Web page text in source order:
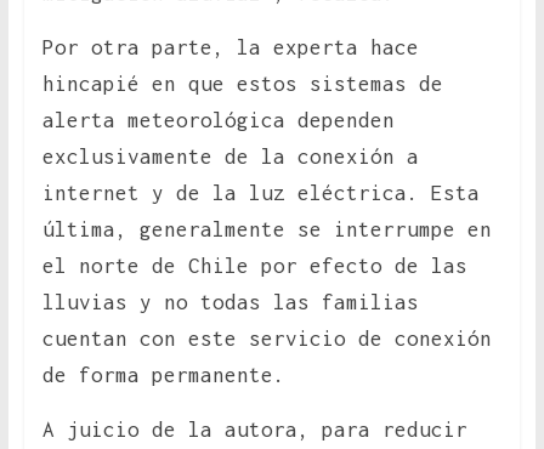
Por otra parte, la experta hace
hincapié en que estos sistemas de
alerta meteorológica dependen
exclusivamente de la conexión a
internet y de la luz eléctrica. Esta
última, generalmente se interrumpe en
el norte de Chile por efecto de las
lluvias y no todas las familias
cuentan con este servicio de conexión
de forma permanente.
A juicio de la autora, para reducir